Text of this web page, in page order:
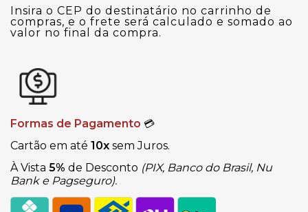
Insira o CEP do destinatário no carrinho de
compras, e o frete será calculado e somado ao
valor no final da compra.
Formas de Pagamento 💳
Cartão em até 10x sem Juros.
À Vista 5% de Desconto (PIX, Banco do Brasil, Nu
Bank e Pagseguro).